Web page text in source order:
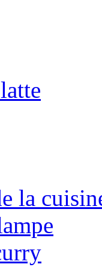
la